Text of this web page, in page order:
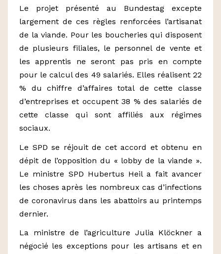
Le projet présenté au Bundestag excepte
largement de ces règles renforcées l’artisanat
de la viande. Pour les boucheries qui disposent
de plusieurs filiales, le personnel de vente et
les apprentis ne seront pas pris en compte
pour le calcul des 49 salariés. Elles réalisent 22
% du chiffre d’affaires total de cette classe
d’entreprises et occupent 38 % des salariés de
cette classe qui sont affiliés aux régimes
sociaux.
Le SPD se réjouit de cet accord et obtenu en
dépit de l’opposition du « lobby de la viande ».
Le ministre SPD Hubertus Heil a fait avancer
les choses après les nombreux cas d’infections
de coronavirus dans les abattoirs au printemps
dernier.
La ministre de l’agriculture Julia Klöckner a
négocié les exceptions pour les artisans et en